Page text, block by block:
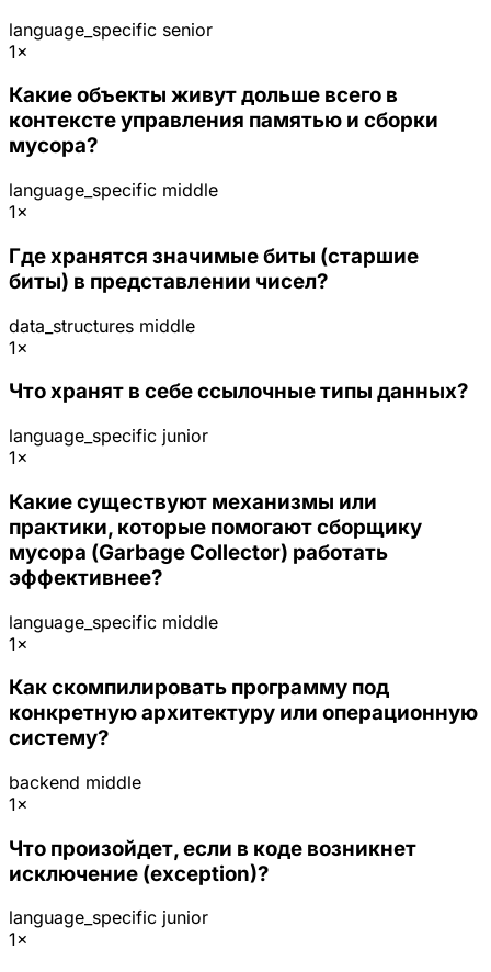
language_specific senior
1×
Какие объекты живут дольше всего в
контексте управления памятью и сборки
мусора?
language_specific middle
1×
Где хранятся значимые биты (старшие
биты) в представлении чисел?
data_structures middle
1×
Что хранят в себе ссылочные типы данных?
language_specific junior
1×
Какие существуют механизмы или
практики, которые помогают сборщику
мусора (Garbage Collector) работать
эффективнее?
language_specific middle
1×
Как скомпилировать программу под
конкретную архитектуру или операционную
систему?
backend middle
1×
Что произойдет, если в коде возникнет
исключение (exception)?
language_specific junior
1×